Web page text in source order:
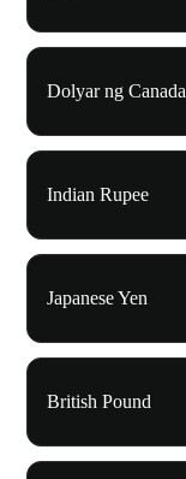
Dolyar ng Canada
Indian Rupee
Japanese Yen
British Pound